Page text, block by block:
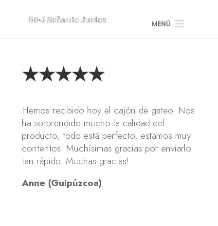
MENÚ
★★★★★
Hemos recibido hoy el cajón de gateo. Nos
ha sorprendido mucho la calidad del
producto, todo está perfecto, estamos muy
contentos! Muchísimas gracias por enviarlo
tan rápido. Muchas gracias!
Anne (Guipúzcoa)